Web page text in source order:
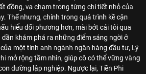
đồng, va chạm trong từng chi tiết nhỏ của
Thế nhưng, chính trong quá trình kề cận
hiểu đối phương hơn, mài bớt cái tôi qua
khám phá ra những điểm sáng ngời ở
một tinh anh ngành ngân hàng đầu tư, Lý
mở rộng tầm nhìn, giúp cô có thể vững vàng
đường lập nghiệp. Ngược lại, Tiền Phi